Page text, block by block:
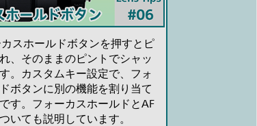
スホールドボタンを押すとピ
、そのままのピントでシャッ
。カスタムキー設定で、フォ
ボタンに別の機能を割り当て
す。フォーカスホールドとAF
いても説明しています。